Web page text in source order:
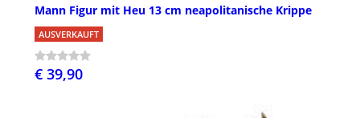
Mann Figur mit Heu 13 cm neapolitanische Krippe
AUSVERKAUFT
€ 39,90